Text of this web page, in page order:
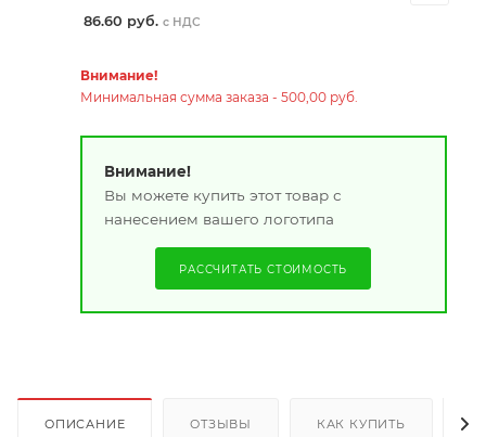
86.60 руб. с НДС
Внимание!
Минимальная сумма заказа - 500,00 руб.
Внимание!
Вы можете купить этот товар с
нанесением вашего логотипа
РАССЧИТАТЬ СТОИМОСТЬ
ОПИСАНИЕ ОТЗЫВЫ КАК КУПИТЬ